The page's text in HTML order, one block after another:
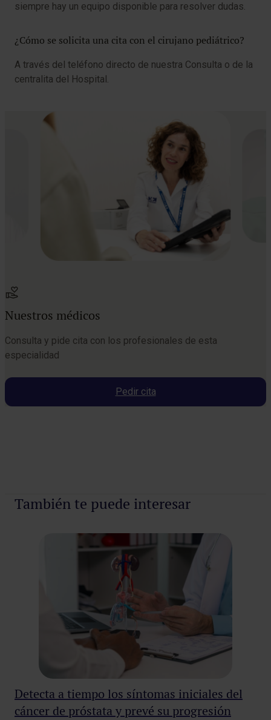
siempre hay un equipo disponible para resolver dudas.
¿Cómo se solicita una cita con el cirujano pediátrico?
A través del teléfono directo de nuestra Consulta o de la
centralita del Hospital.
Nuestros médicos
Consulta y pide cita con los profesionales de esta
especialidad
Pedir cita
Pedir cita
También te puede interesar
Detecta a tiempo los síntomas iniciales del
cáncer de próstata y prevé su progresión